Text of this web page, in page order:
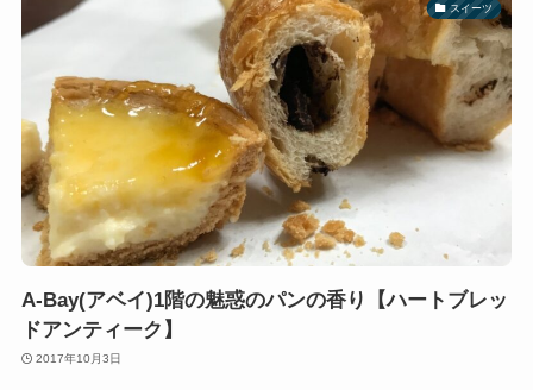
スイーツ
A-Bay(アベイ)1階の魅惑のパンの香り【ハートブレッ
ドアンティーク】
2017年10月3日